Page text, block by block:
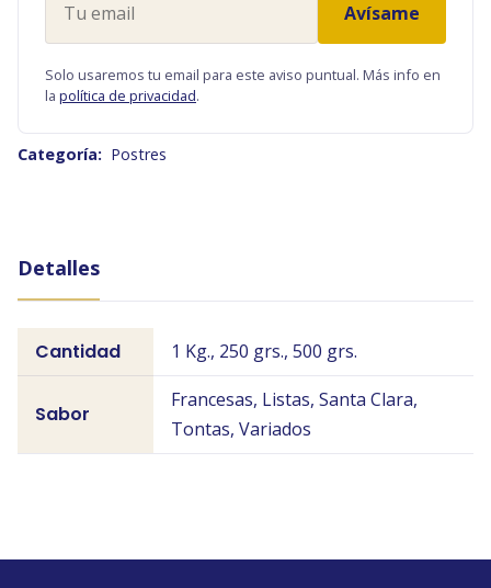
email
Avísame
Solo usaremos tu email para este aviso puntual. Más info en
la política de privacidad.
Categoría: Postres
Detalles
Cantidad 1 Kg., 250 grs., 500 grs.
Sabor
Francesas, Listas, Santa Clara,
Tontas, Variados